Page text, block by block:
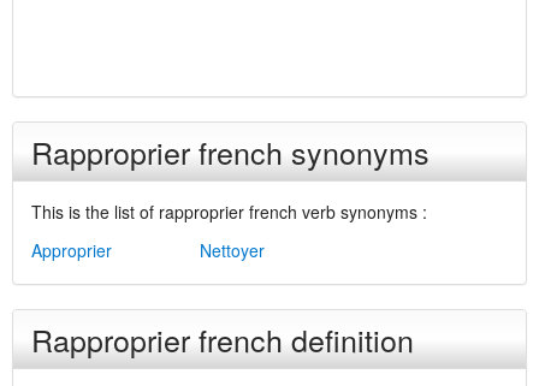
Rapproprier french synonyms
This is the list of rapproprier french verb synonyms :
Approprier
Nettoyer
Rapproprier french definition